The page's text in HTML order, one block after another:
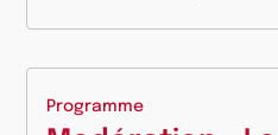
Programme